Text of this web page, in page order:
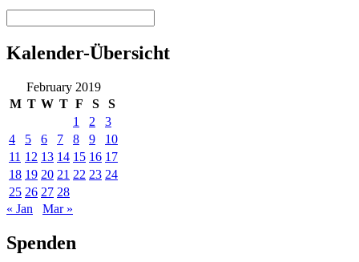
Kalender-Übersicht
February 2019
M T W T F S
S
1
2
3
4
5 6 7 8 9
10
11 12 13 14 15 16 17
18 19 20 21 22 23 24
25 26 27 28
« Jan
Mar »
Spenden